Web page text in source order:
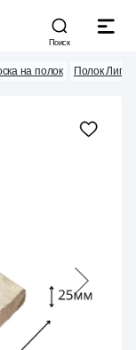
Поиск
на полок Полок Липа